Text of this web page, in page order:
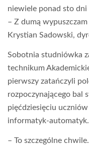
niewiele ponad sto dni
– Z dumą
Krystian Sadowski,
Sobotnia studniówka
technikum
pierwszy zatańczyli
rozpoczynającego bal
pięćdziesięciu
informatyk-automatyk.
– To szczególne